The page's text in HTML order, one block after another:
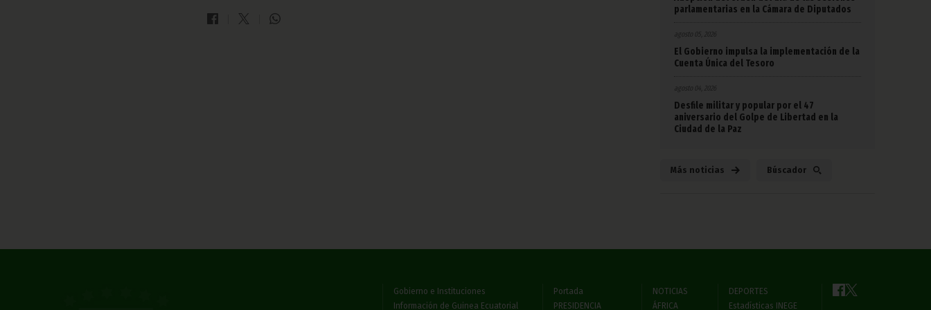
parlamentarias en la Cámara de Diputados
agosto 05, 2026
El Gobierno impulsa la implementación de la
Cuenta Única del Tesoro
agosto 04, 2026
Desfile militar y popular por el 47
aniversario del Golpe de Libertad en la
Ciudad de la Paz
Más noticias Búscador
Gobierno e Instituciones
Información de Guinea Ecuatorial
Portada
PRESIDENCIA
NOTICIAS
ÁFRICA
DEPORTES
Estadísticas INEGE